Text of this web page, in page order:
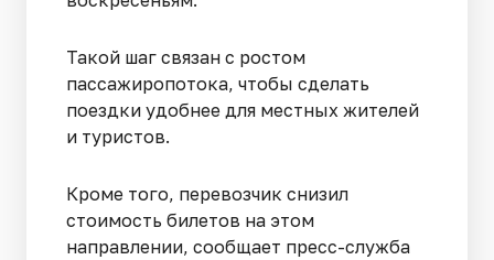
Такой шаг связан с ростом
пассажиропотока, чтобы сделать
поездки удобнее для местных жителей
и туристов.
Кроме того, перевозчик снизил
стоимость билетов на этом
направлении, сообщает пресс-служба